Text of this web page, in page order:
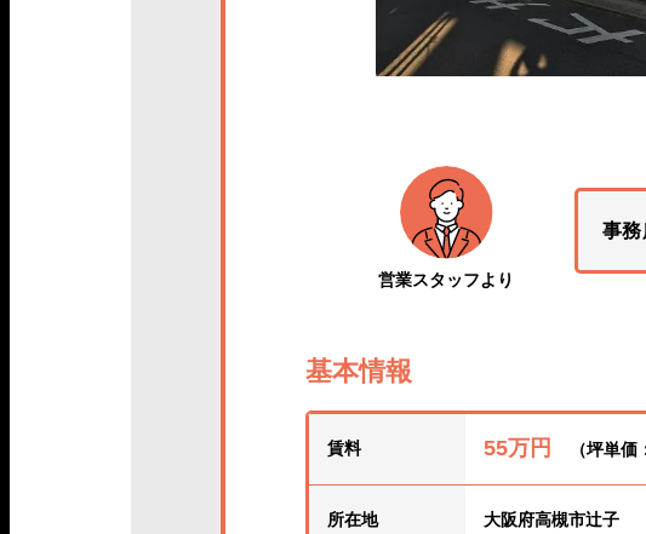
営業スタッフより
事
基本情報
賃料 55万円 （坪単価
所在地 大阪府高槻市辻子